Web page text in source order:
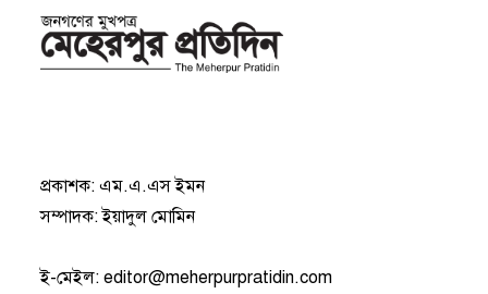
প্রকাশক: এম.এ.এস ইমন
সম্পাদক: ইয়াদুল মোমিন
ই-মেইল:editor@meherpurpratidin.com